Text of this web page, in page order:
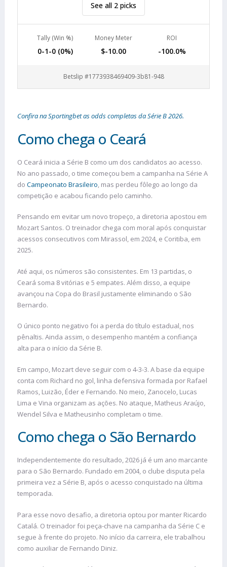
See all 2 picks
Tally (Win %)
0-1-0 (0%)
Money Meter
$-10.00
ROI
-100.0%
Betslip #1773938469409-3b81-948
Confira na Sportingbet as odds completas da Série B 2026.
Como chega o Ceará
O Ceará inicia a Série B como um dos candidatos ao acesso.
No ano passado, o time começou bem a campanha na Série A
do Campeonato Brasileiro, mas perdeu fôlego ao longo da
competição e acabou ficando pelo caminho.
Pensando em evitar um novo tropeço, a diretoria apostou em
Mozart Santos. O treinador chega com moral após conquistar
acessos consecutivos com Mirassol, em 2024, e Coritiba, em
2025.
Até aqui, os números são consistentes. Em 13 partidas, o
Ceará soma 8 vitórias e 5 empates. Além disso, a equipe
avançou na Copa do Brasil justamente eliminando o São
Bernardo.
O único ponto negativo foi a perda do título estadual, nos
pênaltis. Ainda assim, o desempenho mantém a confiança
alta para o início da Série B.
Em campo, Mozart deve seguir com o 4-3-3. A base da equipe
conta com Richard no gol, linha defensiva formada por Rafael
Ramos, Luizão, Éder e Fernando. No meio, Zanocelo, Lucas
Lima e Vina organizam as ações. No ataque, Matheus Araújo,
Wendel Silva e Matheusinho completam o time.
Como chega o São Bernardo
Independentemente do resultado, 2026 já é um ano marcante
para o São Bernardo. Fundado em 2004, o clube disputa pela
primeira vez a Série B, após o acesso conquistado na última
temporada.
Para esse novo desafio, a diretoria optou por manter Ricardo
Catalá. O treinador foi peça-chave na campanha da Série C e
segue à frente do projeto. No início da carreira, ele trabalhou
como auxiliar de Fernando Diniz.